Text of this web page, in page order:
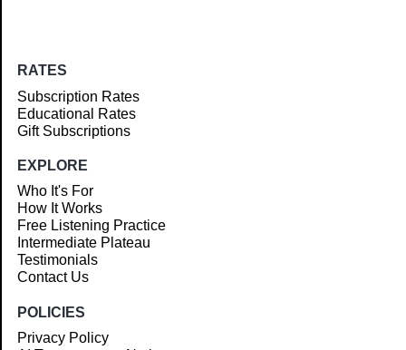
RATES
Subscription Rates
Educational Rates
Gift Subscriptions
EXPLORE
Who It's For
How It Works
Free Listening Practice
Intermediate Plateau
Testimonials
Contact Us
POLICIES
Privacy Policy